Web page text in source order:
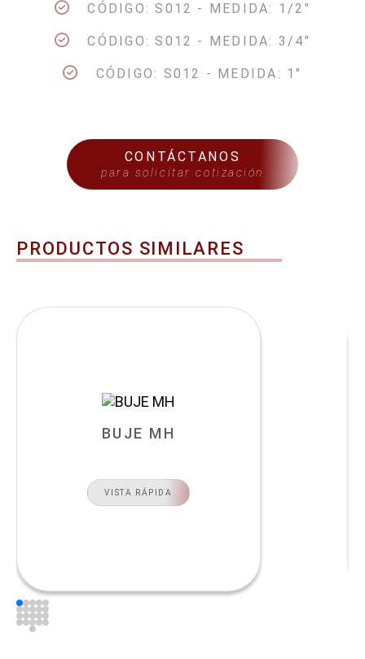
CÓDIGO: S012 - MEDIDA: 1/2"
CÓDIGO: S012 - MEDIDA: 3/4"
CÓDIGO: S012 - MEDIDA: 1"
CONTÁCTANOS
para solicitar cotización
PRODUCTOS SIMILARES
BUJE MH
VISTA RÁPIDA